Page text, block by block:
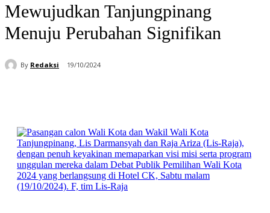
Mewujudkan Tanjungpinang
Menuju Perubahan Signifikan
By Redaksi 19/10/2024